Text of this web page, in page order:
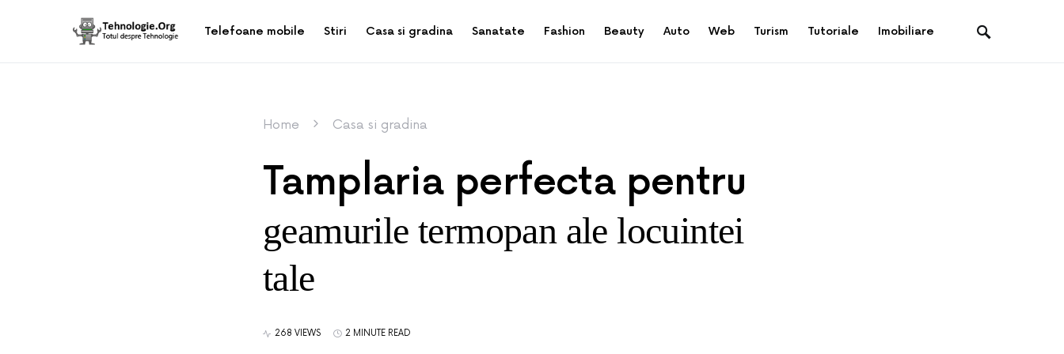
Telefoane mobile Stiri Casa si gradina Sanatate Fashion Beauty Auto Web Turism Tutoriale Imobiliare
Home Casa si gradina
Tamplaria perfecta pentru
geamurile termopan ale locuintei
tale
268 VIEWS 2 MINUTE READ